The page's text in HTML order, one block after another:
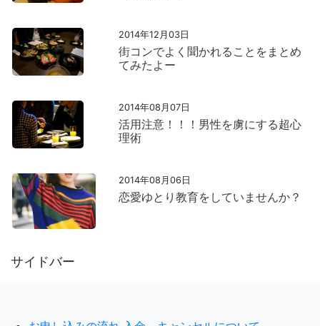
2014年12月03日
街コンでよく聞かれることをまとめ
てみたよー
2014年08月07日
活用注意！！！男性を虜にする超心
理術
2014年08月06日
恋愛ゆとり教育をしていませんか？
サイドバー